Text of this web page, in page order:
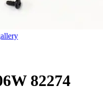
82274